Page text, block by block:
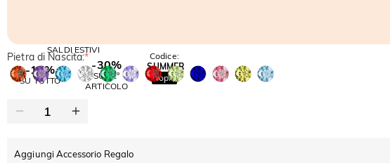
SALDI ESTIVI
-10%
SU TUTTO
-30%
SUL 2°
ARTICOLO
Codice:
SUMMER
Copia
Pietra di Nascita:*
Aggiungi Accessorio Regalo